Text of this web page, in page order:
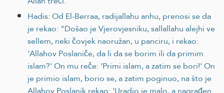
Hadis: Od El-Berraa, radijallahu anhu, prenosi se da
je rekao: "Došao je Vjerovjesniku, sallallahu alejhi ve
sellem, neki čovjek naoružan, u panciru, i rekao:
'Allahov Poslaniče, da li da se borim ili da primim
islam?' On mu reče: 'Primi islam, a zatim se bori!' On
je primio islam, borio se, a zatim poginuo, na što je